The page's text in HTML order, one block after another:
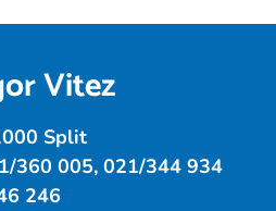
Vitez
Split
360 005, 021/344 934
246